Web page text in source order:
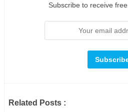
Subscribe to receive
Related Posts :